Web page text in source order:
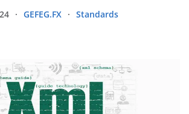
GEFEG.FX
Standards